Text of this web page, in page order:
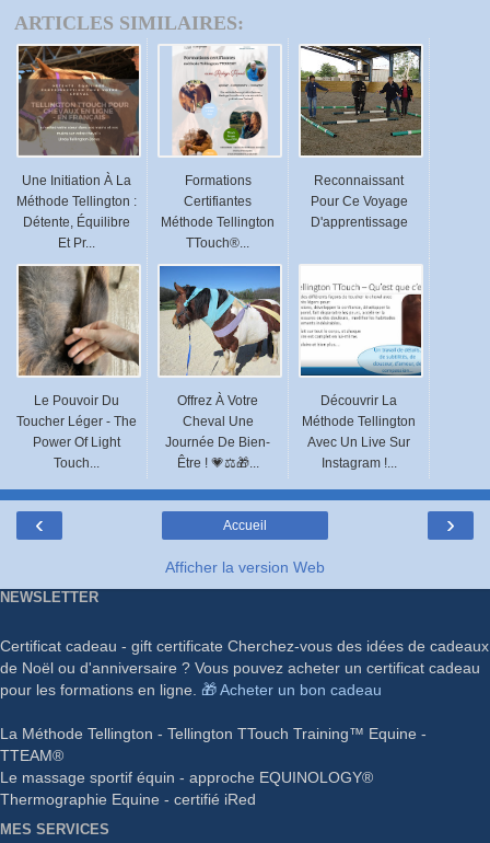
ARTICLES SIMILAIRES:
Une Initiation À La
Méthode Tellington :
Détente, Équilibre
Et Pr...
Formations
Certifiantes
Méthode Tellington
TTouch®...
Reconnaissant
Pour Ce Voyage
D'apprentissage
Le Pouvoir Du
Toucher Léger - The
Power Of Light
Touch...
Offrez À Votre
Cheval Une
Journée De Bien-
Être ! 💗⚖️🎁...
Découvrir La
Méthode Tellington
Avec Un Live Sur
Instagram !...
‹ ›
Accueil
Afficher la version Web
NEWSLETTER
Certificat cadeau - gift certificate Cherchez-vous des idées de cadeaux
de Noël ou d'anniversaire ? Vous pouvez acheter un certificat cadeau
pour les formations en ligne. 🎁 Acheter un bon cadeau
La Méthode Tellington - Tellington TTouch Training™ Equine -
TTEAM®
Le massage sportif équin - approche EQUINOLOGY®
Thermographie Equine - certifié iRed
MES SERVICES